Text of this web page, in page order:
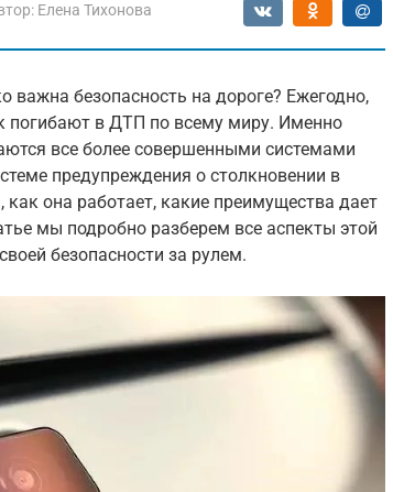
Елена Тихонова
безопасность на дороге? Ежегодно,
погибают в ДТП по всему миру. Именно
все более совершенными системами
предупреждения о столкновении в
она работает, какие преимущества дает
мы подробно разберем все аспекты этой
безопасности за рулем.